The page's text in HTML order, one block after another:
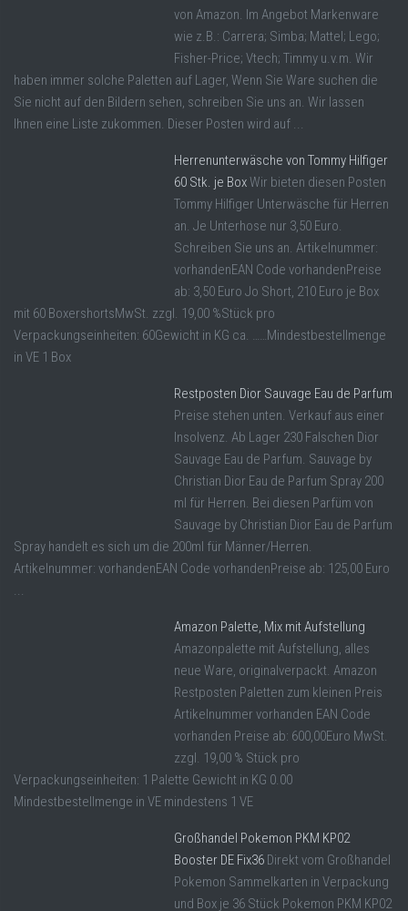
von Amazon. Im Angebot Markenware
wie z.B.: Carrera; Simba; Mattel; Lego;
Fisher-Price; Vtech; Timmy u.v.m. Wir
haben immer solche Paletten auf Lager, Wenn Sie Ware suchen die
Sie nicht auf den Bildern sehen, schreiben Sie uns an. Wir lassen
Ihnen eine Liste zukommen. Dieser Posten wird auf ...
Herrenunterwäsche von Tommy Hilfiger
60 Stk. je BoxWir bieten diesen Posten
Tommy Hilfiger Unterwäsche für Herren
an. Je Unterhose nur 3,50 Euro.
Schreiben Sie uns an. Artikelnummer:
vorhandenEAN Code vorhandenPreise
ab: 3,50 Euro Jo Short, 210 Euro je Box
mit 60 BoxershortsMwSt. zzgl. 19,00 %Stück pro
Verpackungseinheiten: 60Gewicht in KG ca. ……Mindestbestellmenge
in VE 1 Box
Restposten Dior Sauvage Eau de Parfum
Preise stehen unten. Verkauf aus einer
Insolvenz. Ab Lager 230 Falschen Dior
Sauvage Eau de Parfum. Sauvage by
Christian Dior Eau de Parfum Spray 200
ml für Herren. Bei diesen Parfüm von
Sauvage by Christian Dior Eau de Parfum
Spray handelt es sich um die 200ml für Männer/Herren.
Artikelnummer: vorhandenEAN Code vorhandenPreise ab: 125,00 Euro
...
Amazon Palette, Mix mit Aufstellung
Amazonpalette mit Aufstellung, alles
neue Ware, originalverpackt. Amazon
Restposten Paletten zum kleinen Preis
Artikelnummer vorhanden EAN Code
vorhanden Preise ab: 600,00Euro MwSt.
zzgl. 19,00 % Stück pro
Verpackungseinheiten: 1 Palette Gewicht in KG 0.00
Mindestbestellmenge in VE mindestens 1 VE
Großhandel Pokemon PKM KP02
Booster DE Fix36 Direkt vom Großhandel
Pokemon Sammelkarten in Verpackung
und Box je 36 Stück Pokemon PKM KP02